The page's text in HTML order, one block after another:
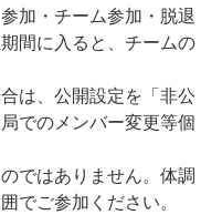
加・チーム参加・脱退
間に入ると、チームの
は、公開設定を「非公
でのメンバー変更等個
ではありません。体調
でご参加ください。